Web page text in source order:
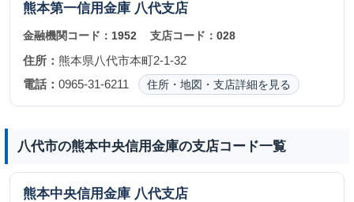
熊本第一信用金庫 八代支店
金融機関コード： 1952 支店コード：028
住所： 熊本県八代市本町2-1-32
電話： 0965-31-6211 住所・地図・支店詳細を見る
八代市の熊本中央信用金庫の支店コード一覧
熊本中央信用金庫 八代支店